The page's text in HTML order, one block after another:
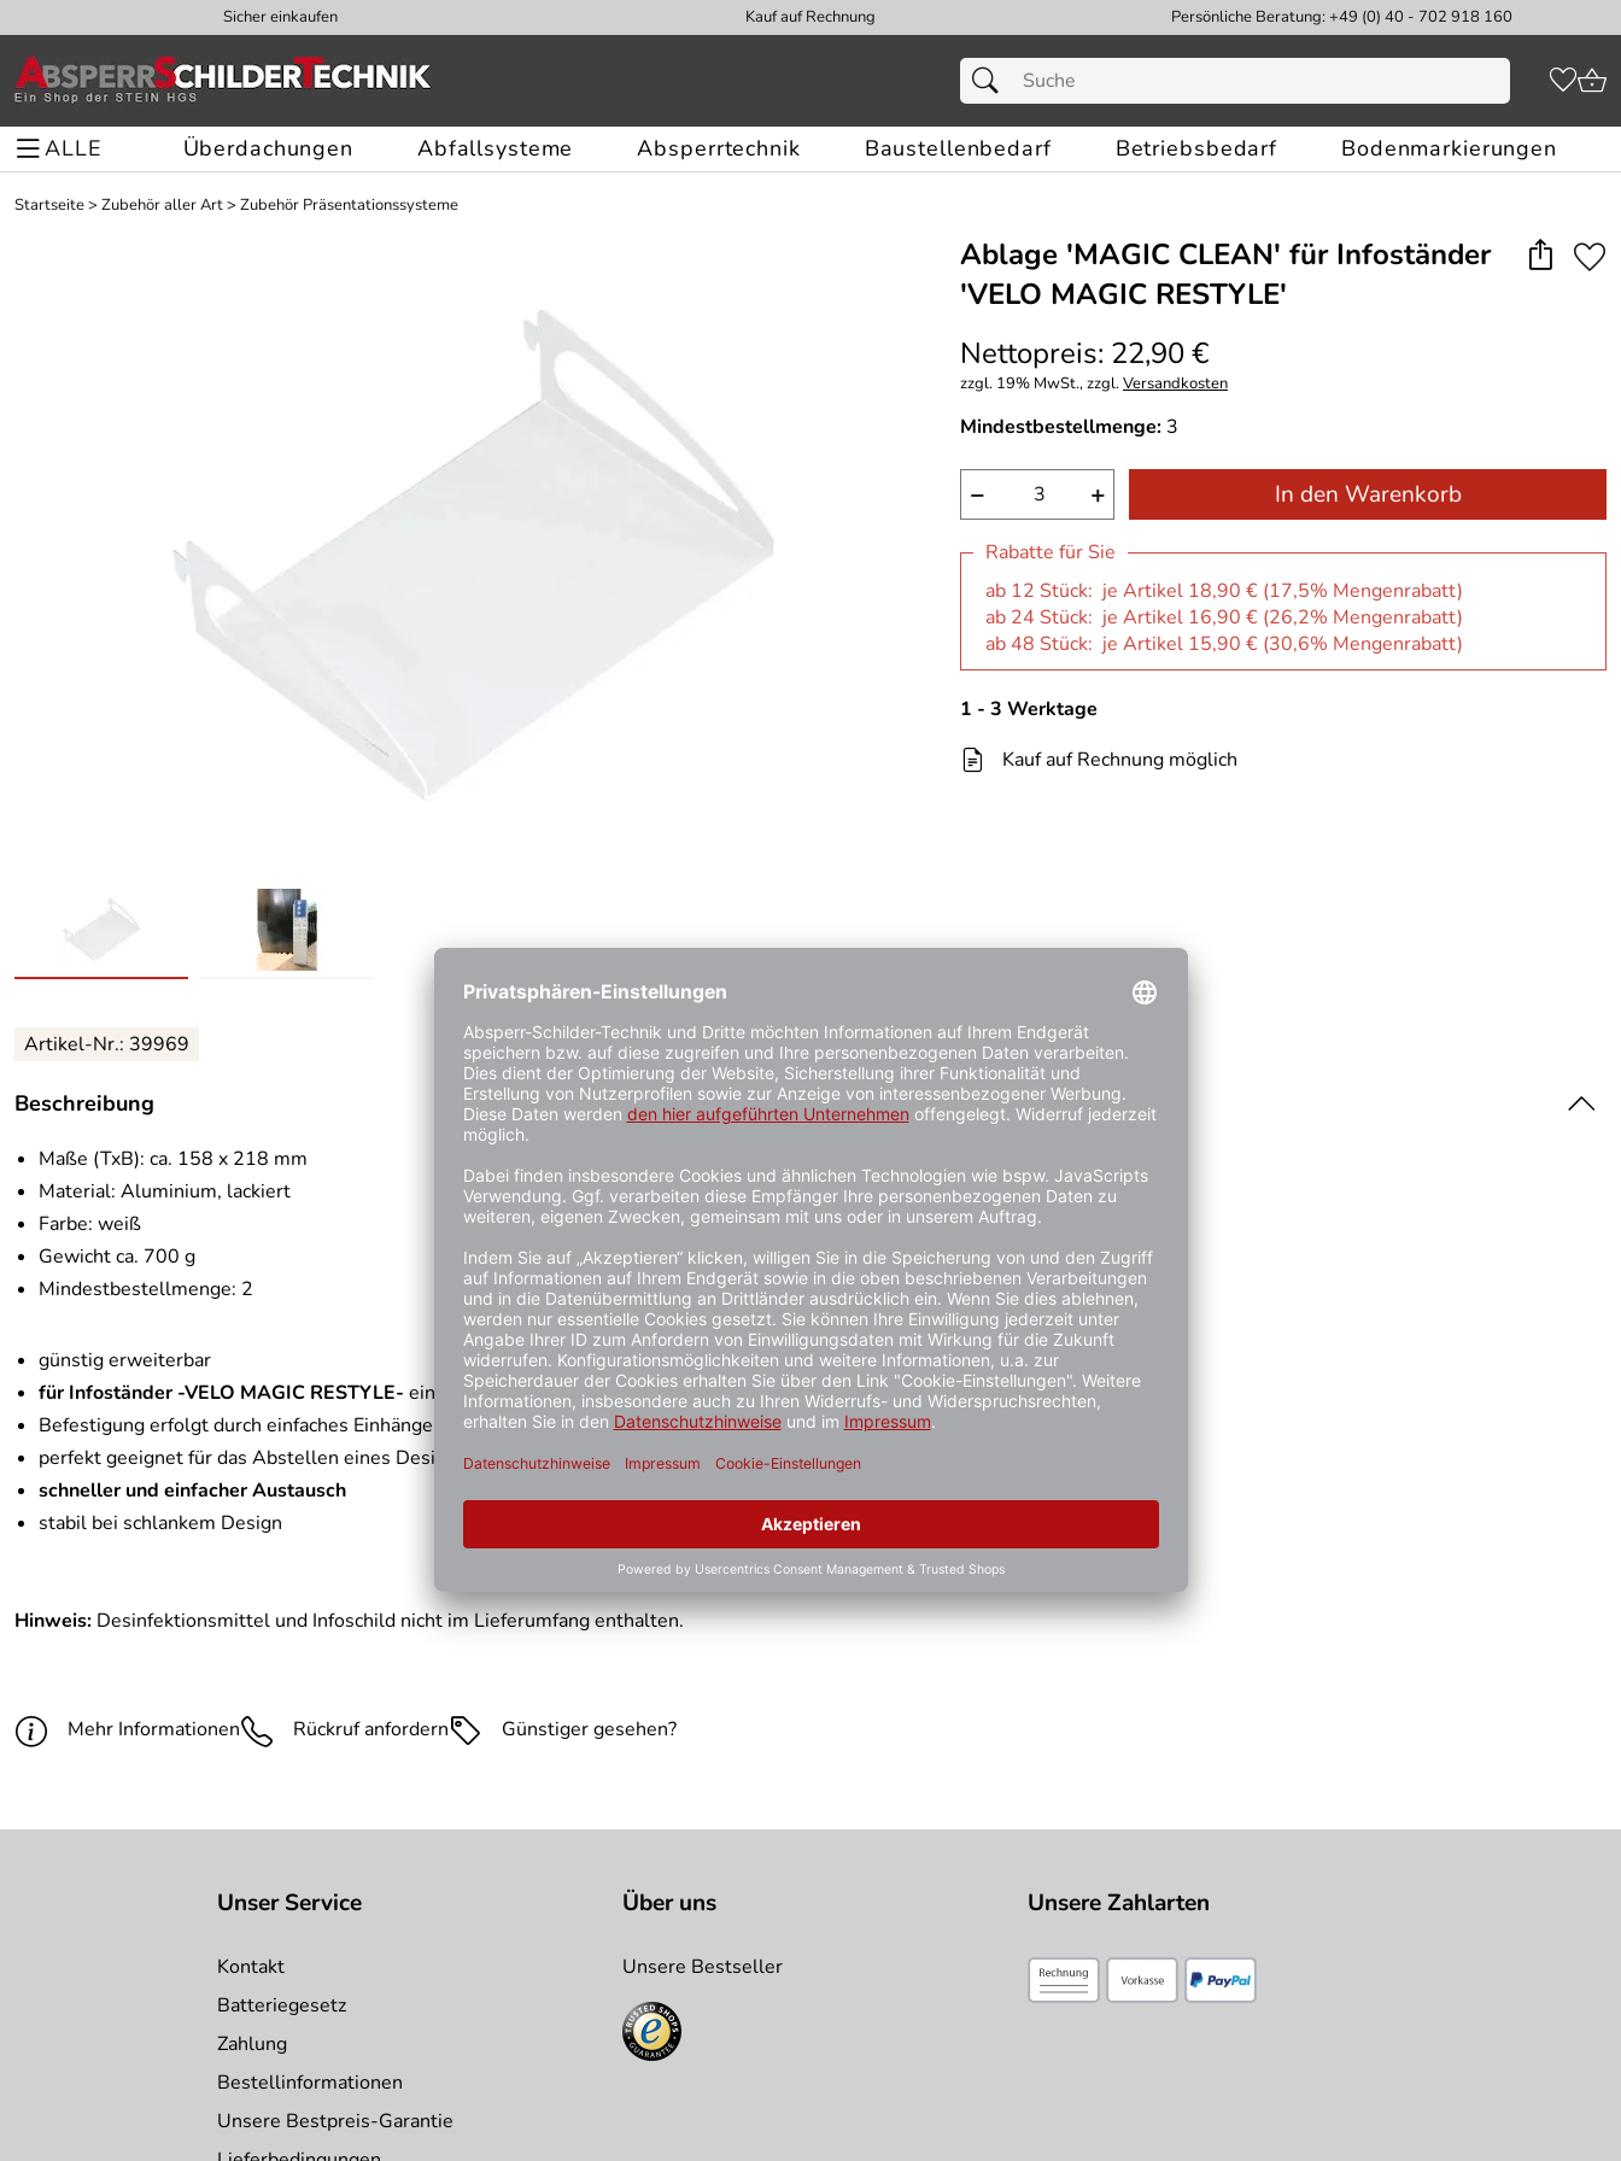
Sicher einkaufen Kauf auf Rechnung Persönliche Beratung: +49 (0) 40 - 702 918 160
ALLE Überdachungen Abfallsysteme Absperrtechnik Baustellenbedarf Betriebsbedarf Bodenmarkierungen
Startseite> Zubehör aller Art> Zubehör Präsentationssysteme
Ablage ′MAGIC CLEAN′ für Infoständer
′VELO MAGIC RESTYLE′
Nettopreis: 22,90 €
zzgl. 19% MwSt., zzgl.Versandkosten
Mindestbestellmenge: 3
− + In den Warenkorb
Rabatte für Sie
ab 12 Stück: je Artikel 18,90 € (17,5% Mengenrabatt)
ab 24 Stück: je Artikel 16,90 € (26,2% Mengenrabatt)
ab 48 Stück: je Artikel 15,90 € (30,6% Mengenrabatt)
1 - 3 Werktage
Kauf auf Rechnung möglich
Artikel-Nr.: 39969
Beschreibung
Maße (TxB): ca. 158 x 218 mm
Material: Aluminium, lackiert
Farbe: weiß
Gewicht ca. 700 g
Mindestbestellmenge: 2
günstig erweiterbar
für Infoständer -VELO MAGIC RESTYLE- einsetzbar
Befestigung erfolgt durch einfaches Einhängen
perfekt geeignet für das Abstellen eines Desinfektionsspenders
schneller und einfacher Austausch
stabil bei schlankem Design
Hinweis: Desinfektionsmittel und Infoschild nicht im Lieferumfang enthalten.
Mehr Informationen Rückruf anfordern Günstiger gesehen?
Unser Service
Kontakt
Batteriegesetz
Zahlung
Bestellinformationen
Unsere Bestpreis-Garantie
Über uns
Unsere Bestseller
Unsere Zahlarten